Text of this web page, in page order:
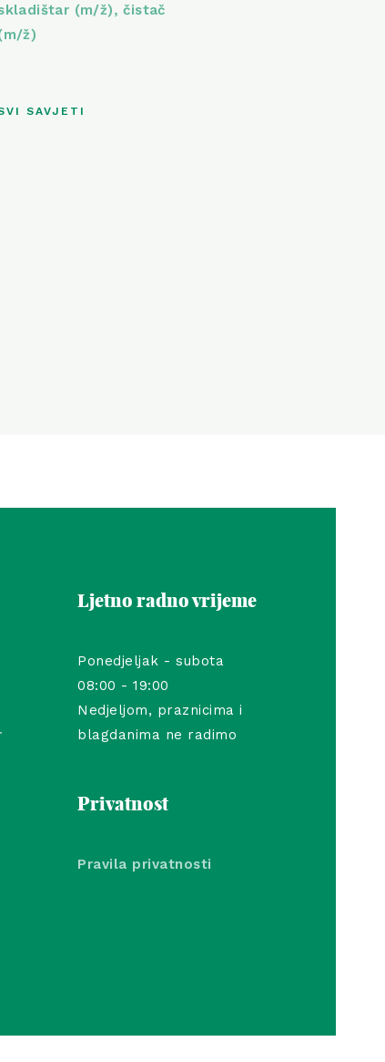
(m/ž), čistač
ž)
SAVJETI
Ljetno radno vrijeme
Ponedjeljak - subota
08:00 - 19:00
Nedjeljom, praznicima i
blagdanima ne radimo
Privatnost
Pravila privatnosti